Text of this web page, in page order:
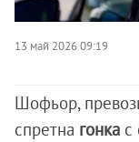
13 май 2026 09:19
Шофьор,
спретна гонка с